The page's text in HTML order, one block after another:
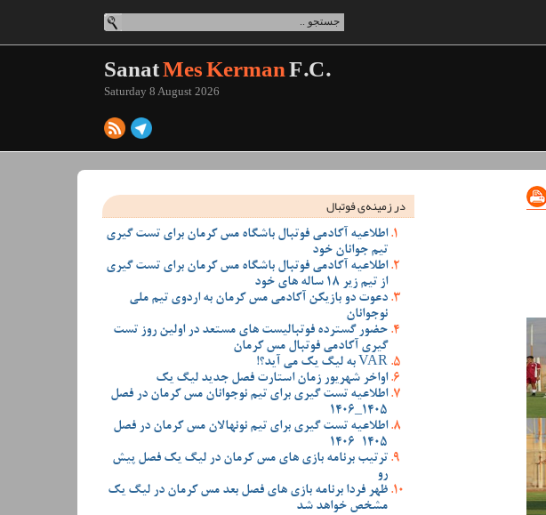
SanatMes KermanF.C.
Saturday 8 August 2026
در زمینه‌ی فوتبال
اطلاعیه آکادمی فوتبال باشگاه مس کرمان برای تست گیری
تیم جوانان خود
اطلاعیه آکادمی فوتبال باشگاه مس کرمان برای تست گیری
از تیم زیر 18 ساله های خود
دعوت دو بازیکن آکادمی مس کرمان به اردوی تیم ملی
نوجوانان
حضور گسترده فوتبالیست های مستعد در اولین روز تست
گیری آکادمی فوتبال مس کرمان
VAR به لیگ یک می آید؟!
اواخر شهریور زمان استارت فصل جدید لیگ یک
اطلاعیه تست گیری برای تیم نوجوانان مس کرمان در فصل
1405_1406
اطلاعیه تست گیری برای تیم نونهالان مس کرمان در فصل
1405-1406
ترتیب برنامه بازی های مس کرمان در لیگ یک فصل پیش
رو
ظهر فردا برنامه بازی های فصل بعد مس کرمان در لیگ یک
مشخص خواهد شد